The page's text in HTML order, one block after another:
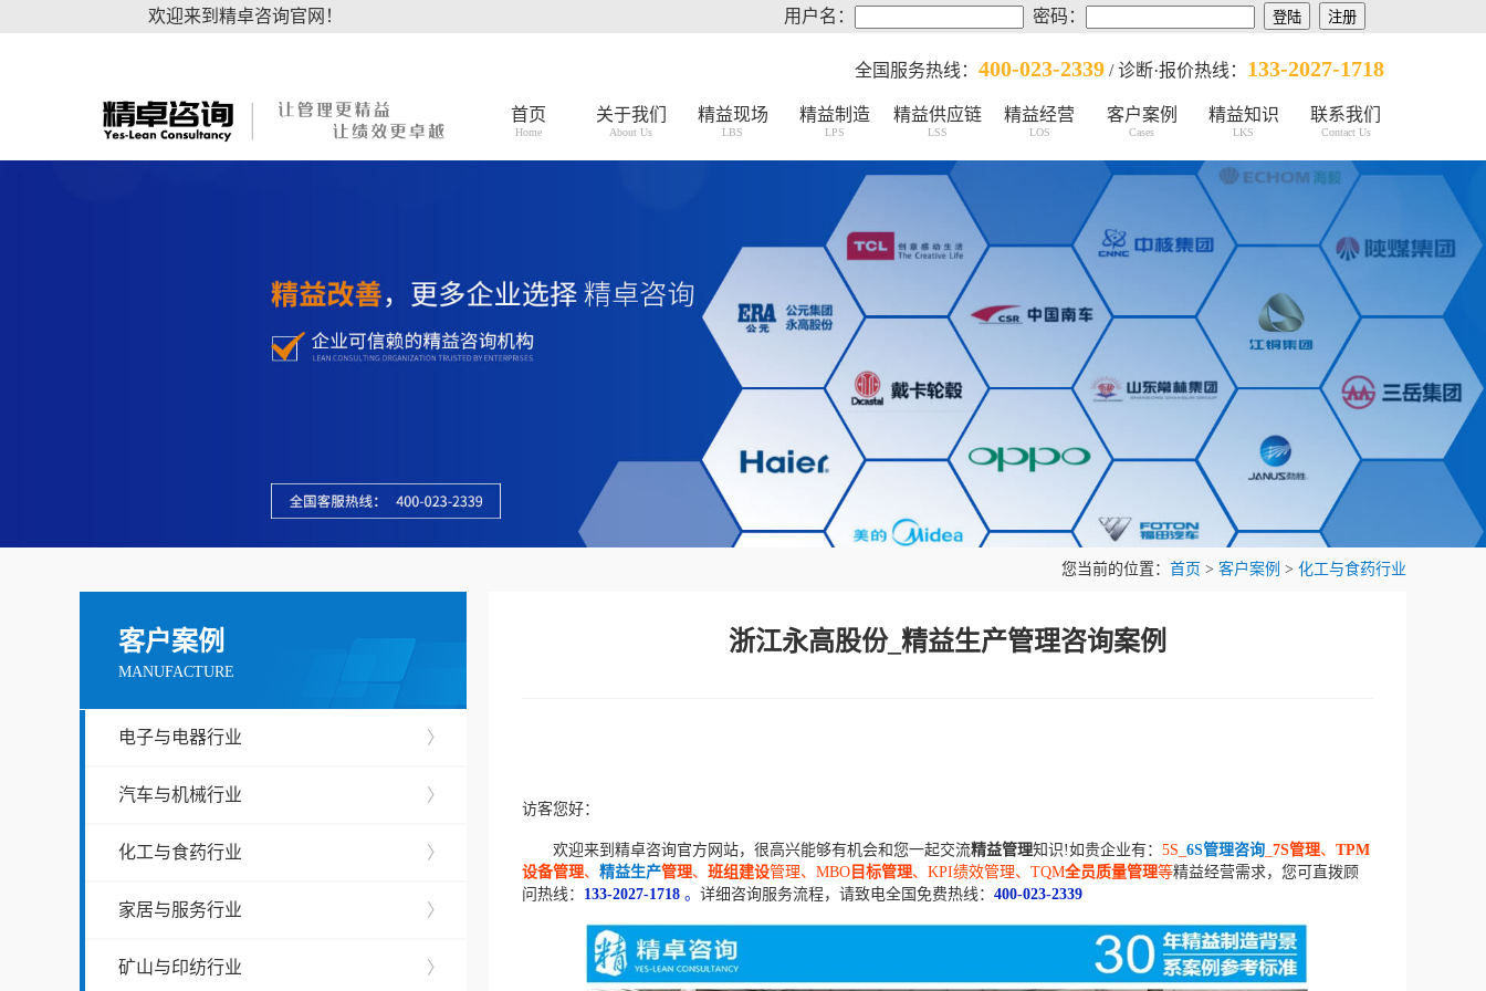
欢迎来到精卓咨询官网！ 用户名： 密码：
全国服务热线： 400-023-2339 / 诊断·报价热线： 133-2027-1718
首页
Home
关于我们
About Us
精益现场
LBS
精益制造
LPS
精益供应链
LSS
精益经营
LOS
客户案例
Cases
精益知识
LKS
联系我们
Contact Us
您当前的位置： 首页 > 客户案例 > 化工与食药行业
客户案例
MANUFACTURE
电子与电器行业 〉
汽车与机械行业 〉
化工与食药行业 〉
家居与服务行业 〉
矿山与印纺行业 〉
浙江永高股份_精益生产管理咨询案例
访客您好：
欢迎来到精卓咨询官方网站，很高兴能够有机会和您一起交流精益管理知识!如贵企业有： 5S_ 6S管理咨询 7S管理、 TPM
设备管理、 精益生产管理、 班组建设管理、MBO 目标管理、KPI绩效管理、TQM全员质量管理等精益经营需求，您可直拨顾
问热线： 133-2027-1718 。 详细咨询服务流程，请致电全国免费热线： 400-023-2339